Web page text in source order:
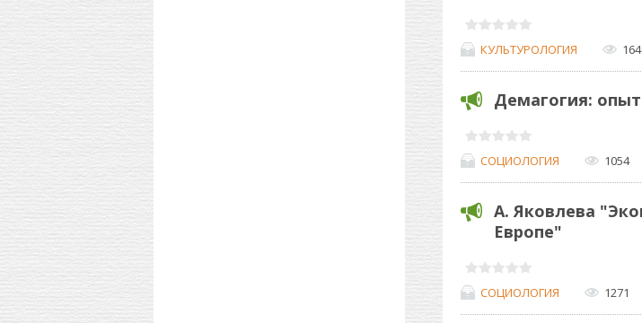
КУЛЬТУРОЛОГИЯ
Демагогия:
СОЦИОЛОГИЯ 1054
А. Яковлева
Европе"
СОЦИОЛОГИЯ 1271